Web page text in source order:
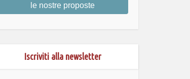
le nostre proposte
Iscriviti alla newsletter